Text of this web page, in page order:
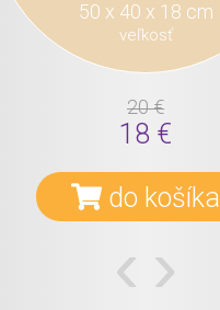
50 x 40 x 18 cm
veľkosť
20 €
18 €
do košíka
‹ ›